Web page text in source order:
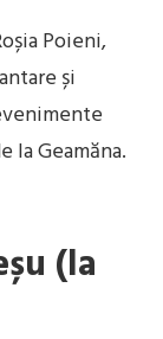
Poieni,
și
la Geamăna.
(la